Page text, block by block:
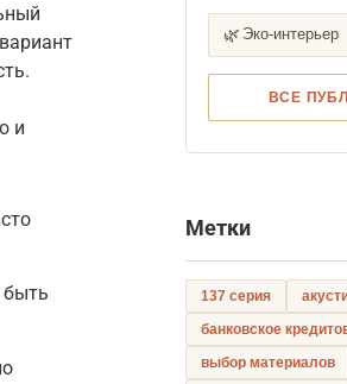
и
быть
🌿 Эко-интерьер
ВСЕ
Метки
137 серия
банковское
выбор материалов